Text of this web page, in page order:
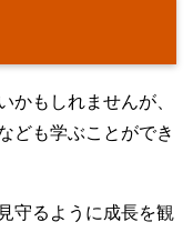
かもしれませんが、
ども学ぶことができ
守るように成長を観